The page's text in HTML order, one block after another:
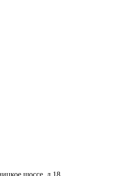
шоссе, д.18